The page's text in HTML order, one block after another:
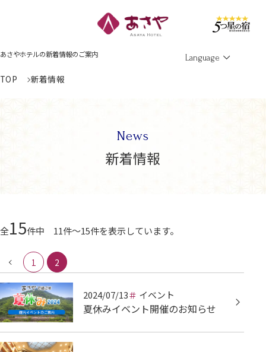
あさやホテルの新着情報のご案内 Language
TOP 新着情報
News
新着情報
全15件中 11件～15件を表示しています。
1 2
2024/07/13 イベント
夏休みイベント開催のお知らせ